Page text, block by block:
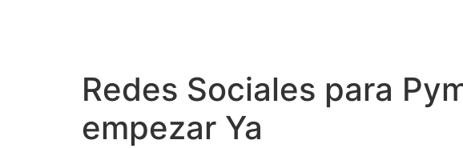
Redes Sociales para
empezar Ya